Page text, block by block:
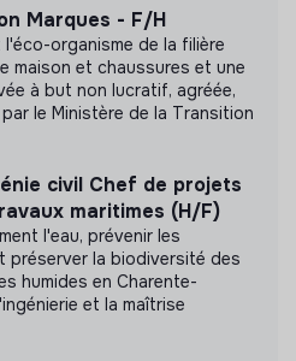
Marques - F/H
organisme de la filière
maison et chaussures et une
à but non lucratif, agréée,
le Ministère de la Transition
civil Chef de projets
maritimes (H/F)
l'eau, prévenir les
préserver la biodiversité des
humides en Charente-
et la maîtrise